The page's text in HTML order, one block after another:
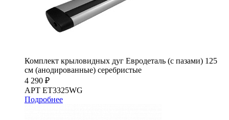
Комплект крыловидных дуг Евродеталь (с пазами) 125
см (анодированные) серебристые
4 290 ₽
АРТ ET3325WG
Подробнее